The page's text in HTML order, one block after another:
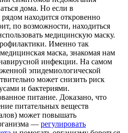
дома. Но если в
находится откровенно
по возможности, находиться
медицинскую маску.
Именно так
маска, знакомая нам
инфекции. На самом
эпидемиологической
может снизить риск
и бактериями.
питание. Доказано, что
питательных веществ
может повышать
— регулировать